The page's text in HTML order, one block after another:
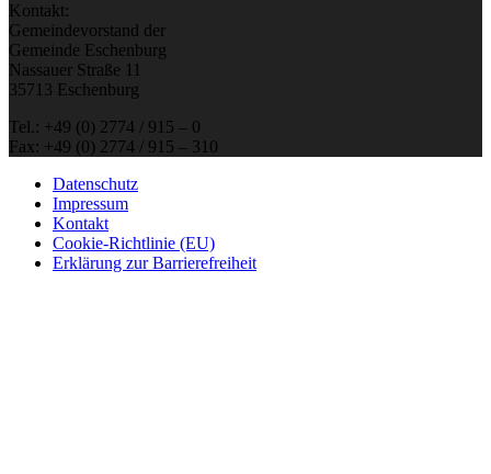
Kontakt:
Gemeindevorstand der
Gemeinde Eschenburg
Nassauer Straße 11
35713 Eschenburg
Tel.: +49 (0) 2774 / 915 – 0
Fax: +49 (0) 2774 / 915 – 310
Datenschutz
Impressum
Kontakt
Cookie-Richtlinie (EU)
Erklärung zur Barrierefreiheit